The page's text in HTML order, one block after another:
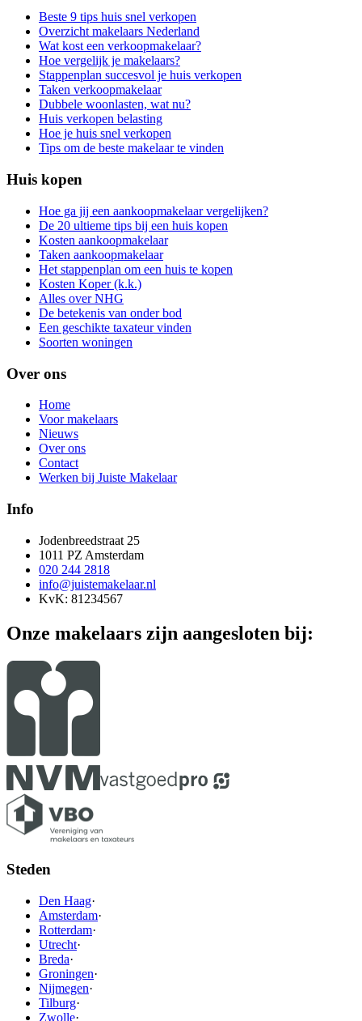
Beste 9 tips huis snel verkopen
Overzicht makelaars Nederland
Wat kost een verkoopmakelaar?
Hoe vergelijk je makelaars?
Stappenplan succesvol je huis verkopen
Taken verkoopmakelaar
Dubbele woonlasten, wat nu?
Huis verkopen belasting
Hoe je huis snel verkopen
Tips om de beste makelaar te vinden
Huis kopen
Hoe ga jij een aankoopmakelaar vergelijken?
De 20 ultieme tips bij een huis kopen
Kosten aankoopmakelaar
Taken aankoopmakelaar
Het stappenplan om een huis te kopen
Kosten Koper (k.k.)
Alles over NHG
De betekenis van onder bod
Een geschikte taxateur vinden
Soorten woningen
Over ons
Home
Voor makelaars
Nieuws
Over ons
Contact
Werken bij Juiste Makelaar
Info
Jodenbreedstraat 25
1011 PZ Amsterdam
020 244 2818
info@juistemakelaar.nl
KvK: 81234567
Onze makelaars zijn aangesloten bij:
Steden
Den Haag·
Amsterdam·
Rotterdam·
Utrecht·
Breda·
Groningen·
Nijmegen·
Tilburg·
Zwolle·